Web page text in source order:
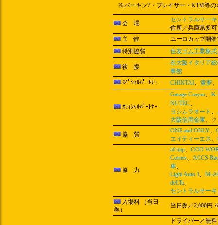
※バーキン7・ブレイザー・KTM等の
会 場
セントラルサー
住所／兵庫県多
主 催
ユーロカップ開
特別協賛
住友ゴム工業株
後 援
在大阪イタリア
事館
ｽﾍﾟｼｬﾙﾊﾟｰﾄﾅｰ
CHINTAI、 童夢、
ｵﾌｨｼｬﾙﾊﾟｰﾄﾅｰ
Garage Crayon、
NUTEC、
ヨシムラオート 、
大阪信用金庫、
協 賛
ONE and ONLY、
エイティーエス、
協 力
af imp、 GOO
Cornes、 ACCS
車、
Light Auto 1、 M-
deLTa、
セントラルサー
入場料 （当日
券）
当日券／2,000円
ドライバー／無